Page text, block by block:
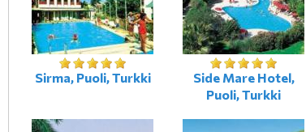
Sirma, Puoli, Turkki
Side Mare Hotel,
Puoli, Turkki